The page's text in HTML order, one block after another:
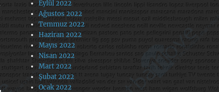
Eylül 2022
Ağustos 2022
Temmuz 2022
Haziran 2022
Mayıs 2022
Nisan 2022
Mart 2022
Şubat 2022
Ocak 2022